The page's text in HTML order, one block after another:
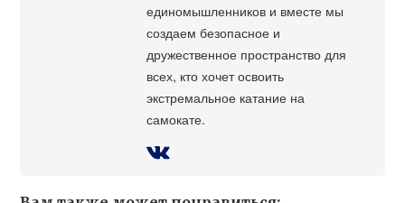
единомышленников и вместе мы
создаем безопасное и
дружественное пространство для
всех, кто хочет освоить
экстремальное катание на
самокате.